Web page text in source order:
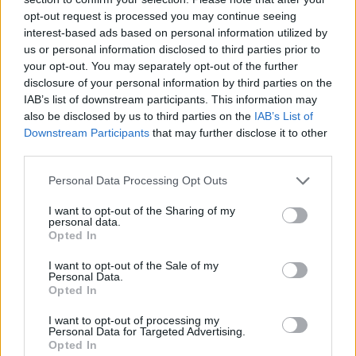
opt-out request is processed you may continue seeing
interest-based ads based on personal information utilized by
us or personal information disclosed to third parties prior to
your opt-out. You may separately opt-out of the further
disclosure of your personal information by third parties on the
IAB’s list of downstream participants. This information may
also be disclosed by us to third parties on the IAB’s List of
Downstream Participants that may further disclose it to other
Please note that this website/app uses one or more Google
not limited to your visit or usage behaviour. You may click to
grant or deny consent to Google and its third-party tags to
use your data for below specified purposes in below Google
consent section.
Personal Data Processing Opt Outs
I want to opt-out of the Sharing of my
personal data.
Opted In
I want to opt-out of the Sale of my
Personal Data.
Opted In
I want to opt-out of processing my
Personal Data for Targeted Advertising.
Opted In
A következő képsorokon aVérebetláthatjuk, ahogy
Beric Dondarrioncsapatával egy elhagyatott
házban húzzák meg magukat. A Véreb örök
cinizmusa és szkeptikus hozzáállása csődöt mond,
mikor a Bericet többször is feltámasztó pap
odahívja őt a tűzhöz és arra kéri, hogy mondja el, mit
lát a lángokban. A Véreb arcára őszinte döbbenet ül
találkozik, egy nyílhegy alakú magaslat tövében.
tengerparti vár közül az található egy hegység
lábánál.
Végül pedigDaeneryskiköt Sárkánykőnél, aminek ő
is és mi is nagyon örülünk, aztán, hosszan láthatjuk,
megkérdezi Tyriont, hogy, na kezdhetjük?